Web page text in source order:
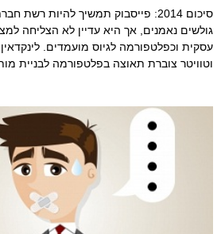
סיכום 2014: פייסבוק תמשיך להיות
גולשים נאמנים, אך היא עדיין לא הצליחה
עסקית וכפלטפורמה לגיוס מועמדים.
וטוויטר צוברת תאוצה בפלטפורמה לבניית